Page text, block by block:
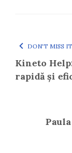
DON'T MISS IT
Kineto
rapidă și